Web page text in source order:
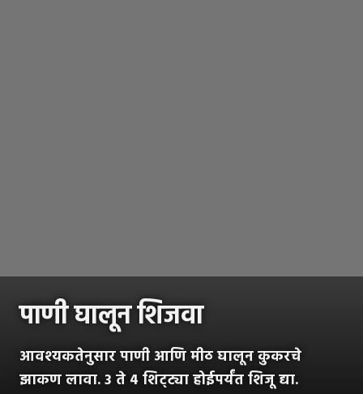
पाणी घालून शिजवा
आवश्यकतेनुसार पाणी आणि मीठ घालून कुकरचे
झाकण लावा. 3 ते 4 शिट्ट्या होईपर्यंत शिजू द्या.